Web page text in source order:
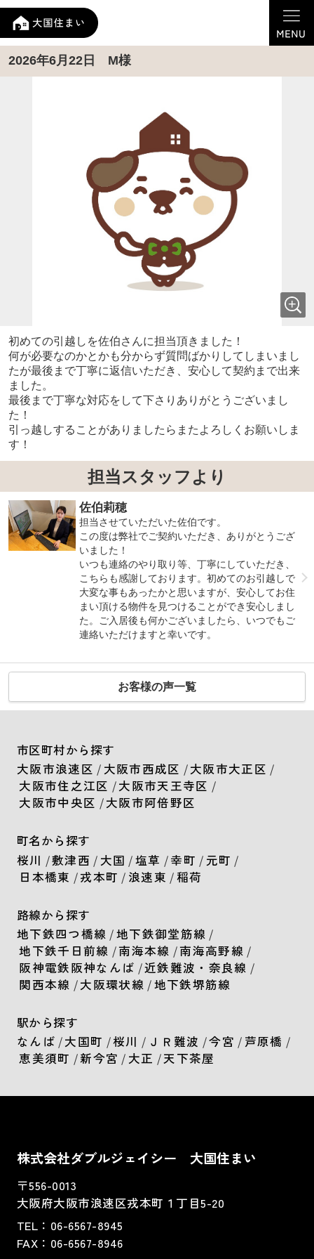
2026年6月22日 M様
初めての引越しを佐伯さんに担当頂きました！
何が必要なのかとかも分からず質問ばかりしてしまいまし
たが最後まで丁寧に返信いただき、安心して契約まで出来
ました。
最後まで丁寧な対応をして下さりありがとうございまし
た！
引っ越しすることがありましたらまたよろしくお願いしま
す！
担当スタッフより
佐伯莉穂
担当させていただいた佐伯です。
この度は弊社でご契約いただき、ありがとうござ
いました！
いつも連絡のやり取り等、丁寧にしていただき、
こちらも感謝しております。初めてのお引越しで
大変な事もあったかと思いますが、安心してお住
まい頂ける物件を見つけることができ安心しまし
た。ご入居後も何かございましたら、いつでもご
連絡いただけますと幸いです。
お客様の声一覧
市区町村から探す
大阪市浪速区 / 大阪市西成区 /大阪市大正区 /
大阪市住之江区 /大阪市天王寺区 /
大阪市中央区 /大阪市阿倍野区
町名から探す
桜川 /敷津西 / 大国 /塩草 /幸町 / 元町 /
日本橋東 /戎本町 / 浪速東 /稲荷
路線から探す
地下鉄四つ橋線 /地下鉄御堂筋線 /
地下鉄千日前線 /南海本線 /南海高野線 /
阪神電鉄阪神なんば /近鉄難波・奈良線 /
関西本線 /大阪環状線 /地下鉄堺筋線
駅から探す
なんば /大国町 /桜川 / ＪＲ難波 /今宮 / 芦原橋 /
恵美須町 /新今宮 / 大正 /天下茶屋
株式会社ダブルジェイシー 大国住まい
〒556-0013
大阪府大阪市浪速区戎本町１丁目5-20
TEL： 06-6567-8945
FAX：06-6567-8946